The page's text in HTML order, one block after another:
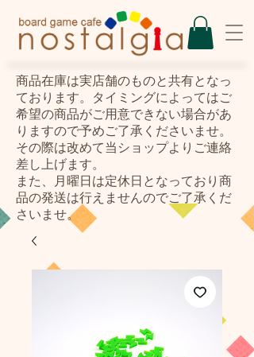
​商品在庫は実店舗のものと共有となっ
ております。タイミングによってはご
希望の商品がご用意できない場合があ
りますので予めご了承くださいませ。
その際は改めて当ショップよりご連絡
差し上げます。
また、月曜日は定休日となっており商
品の発送は行えませんのでご了承くだ
さいませ。